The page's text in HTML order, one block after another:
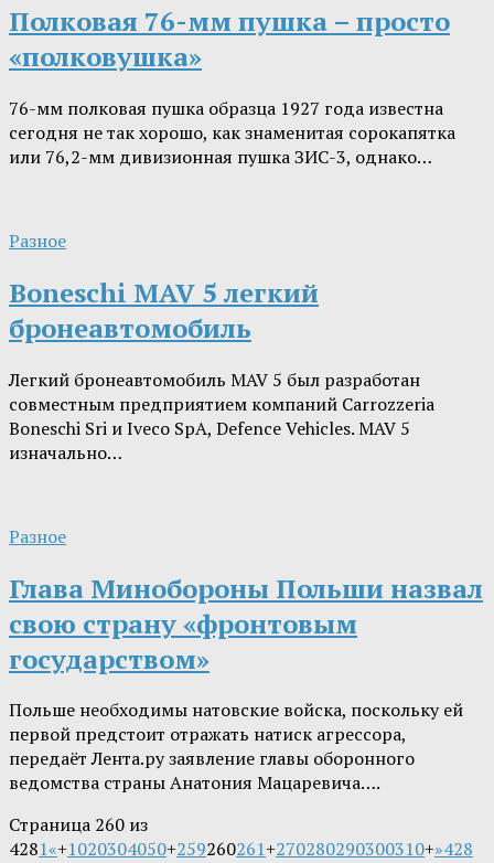
Полковая 76-мм пушка – просто
«полковушка»
76-мм полковая пушка образца 1927 года известна
сегодня не так хорошо, как знаменитая сорокапятка
или 76,2-мм дивизионная пушка ЗИС-3, однако…
Разное
Boneschi MAV 5 легкий
бронеавтомобиль
Легкий бронеавтомобиль MAV 5 был разработан
совместным предприятием компаний Carrozzeria
Boneschi Sri и Iveco SpA, Defence Vehicles. MAV 5
изначально…
Разное
Глава Минобороны Польши назвал
свою страну «фронтовым
государством»
Польше необходимы натовские войска, поскольку ей
первой предстоит отражать натиск агрессора,
передаёт Лента.ру заявление главы оборонного
ведомства страны Анатония Мацаревича….
Страница 260 из
4281«+1020304050+259260261+270280290300310+»428